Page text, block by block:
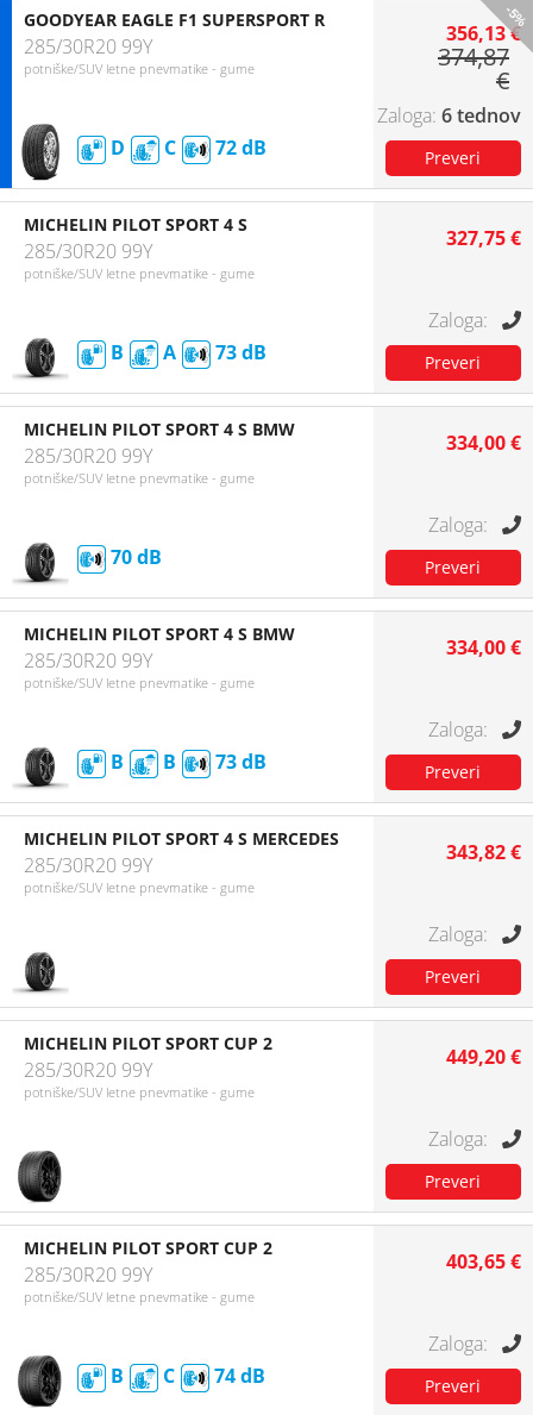
-5%
GOODYEAR EAGLE F1 SUPERSPORT R
285/30R20 99Y
potniške/SUV letne pnevmatike - gume
D C 72
356,13 €
374,87
€
6 tednov
MICHELIN PILOT SPORT 4 S
285/30R20 99Y
potniške/SUV letne pnevmatike - gume
B A 73
327,75 €
MICHELIN PILOT SPORT 4 S BMW
285/30R20 99Y
potniške/SUV letne pnevmatike - gume
70
334,00 €
MICHELIN PILOT SPORT 4 S BMW
285/30R20 99Y
potniške/SUV letne pnevmatike - gume
B B 73
334,00 €
MICHELIN PILOT SPORT 4 S MERCEDES
285/30R20 99Y
potniške/SUV letne pnevmatike - gume
343,82 €
MICHELIN PILOT SPORT CUP 2
285/30R20 99Y
potniške/SUV letne pnevmatike - gume
449,20 €
MICHELIN PILOT SPORT CUP 2
285/30R20 99Y
potniške/SUV letne pnevmatike - gume
B C 74
403,65 €